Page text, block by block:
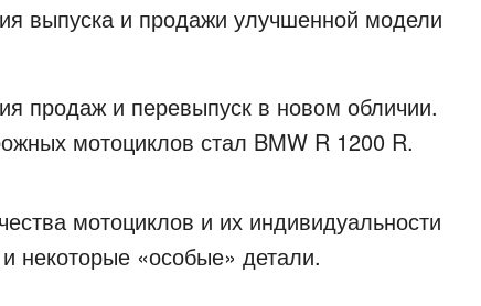
выпуска и продажи улучшенной модели
продаж и перевыпуск в новом обличии.
мотоциклов стал BMW R 1200 R.
мотоциклов и их индивидуальности
некоторые «особые» детали.